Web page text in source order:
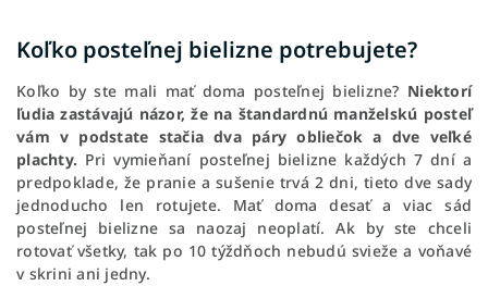
Koľko posteľnej bielizne potrebujete?
Koľko by ste mali mať doma posteľnej bielizne? Niektorí
ľudia zastávajú názor, že na štandardnú manželskú posteľ
vám v podstate stačia dva páry obliečok a dve veľké
plachty. Pri vymieňaní posteľnej bielizne každých 7 dní a
predpoklade, že pranie a sušenie trvá 2 dni, tieto dve sady
jednoducho len rotujete. Mať doma desať a viac sád
posteľnej bielizne sa naozaj neoplatí. Ak by ste chceli
rotovať všetky, tak po 10 týždňoch nebudú svieže a voňavé
v skrini ani jedny.